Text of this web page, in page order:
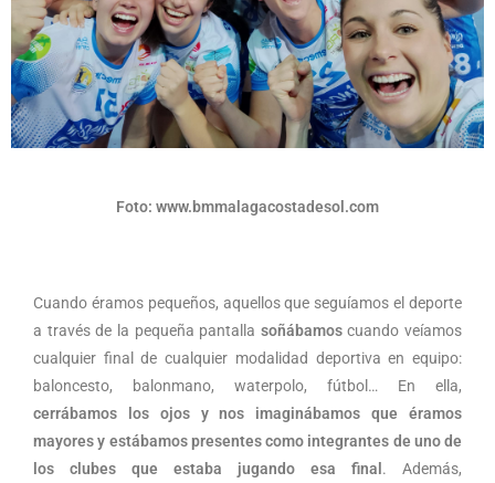
Foto: www.bmmalagacostadesol.com
Cuando éramos pequeños, aquellos que seguíamos el deporte
a través de la pequeña pantalla soñábamoscuando veíamos
cualquier final de cualquier modalidad deportiva en equipo:
baloncesto, balonmano, waterpolo, fútbol… En ella,
cerrábamos los ojos y nos imaginábamos que éramos
mayores y estábamos presentes como integrantes de uno de
los clubes que estaba jugando esa final . Además,